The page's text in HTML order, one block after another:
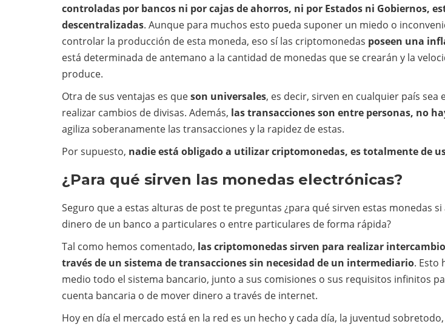
controladas por bancos ni por cajas de ahorros, ni por Estados ni Gobiernos,
descentralizadas. Aunque para muchos esto pueda suponer un miedo o
controlar la producción de esta moneda, eso sí las criptomonedas poseen una
está determinada de antemano a la cantidad de monedas que se crearán y la
produce.
Otra de sus ventajas es queson universales, es decir, sirven en cualquier país sea
realizar cambios de divisas. Además, las transacciones son entre personas, no
agiliza soberanamente las transacciones y la rapidez de estas.
Por supuesto, nadie está obligado a utilizar criptomonedas, es totalmente de
¿Para qué sirven las monedas electrónicas?
Seguro que a estas alturas de post te preguntas ¿para qué sirven estas monedas
dinero de un banco a particulares o entre particulares de forma rápida?
Tal como hemos comentado, las criptomonedas sirven para realizar
través de un sistema de transacciones sin necesidad de un intermediario. Esto
medio todo el sistema bancario, junto a sus comisiones o sus requisitos infinitos
cuenta bancaria o de mover dinero a través de internet.
Hoy en día el mercado está en la red es un hecho y cada día, la juventud